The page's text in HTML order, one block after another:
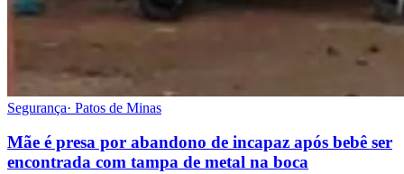
Segurança· Patos de Minas
Mãe é presa por abandono de incapaz após bebê ser
encontrada com tampa de metal na boca